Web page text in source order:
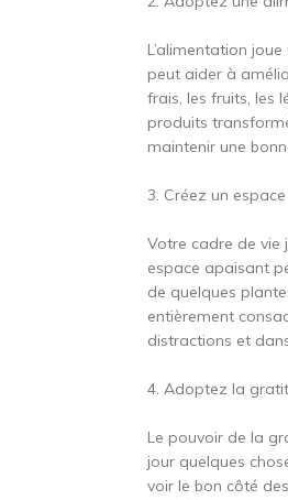
L’alimentation
peut aider à
frais, les fruits, les
produits
maintenir une
3. Créez un
Votre cadre de vie
espace apaisant
de quelques
entièrement
distractions et
4. Adoptez la
Le pouvoir de la
jour quelques
voir le bon côté